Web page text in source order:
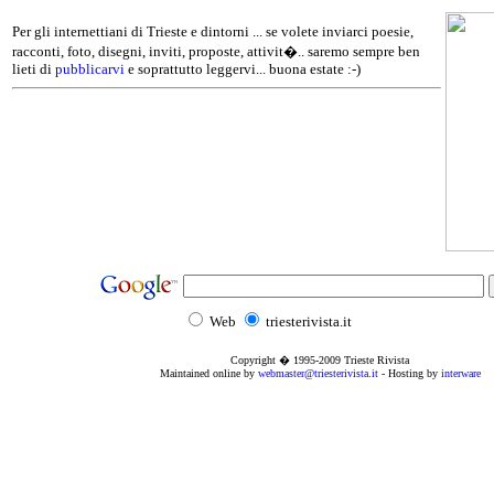
Per gli internettiani di Trieste e dintorni ... se volete inviarci poesie,
racconti, foto, disegni, inviti, proposte, attivit�.. saremo sempre ben
lieti di pubblicarvi e soprattutto leggervi... buona estate :-)
Web triesterivista.it
Copyright � 1995-2009 Trieste Rivista
Maintained online by webmaster@triesterivista.it- Hosting by interware